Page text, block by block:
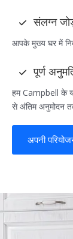
संलग्न
आपके मुख्य घर में
पूर्ण
हम Campbell के
से अंतिम अनुमोदन
अपनी